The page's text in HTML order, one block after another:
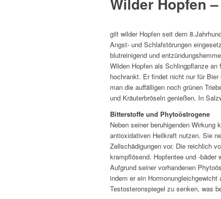
gilt wilder Hopfen seit dem
Angst- und Schlafstörungen
blutreinigend und
Wilden Hopfen als Schlingpflanze
hochrankt. Er findet nicht nur für
man die auffälligen noch grünen
und Kräuterbröseln genießen. In
Bitterstoffe und Phytoöstrogene
Neben seiner beruhigenden
antioxidativen Heilkraft nutzen. Sie
Zellschädigungen vor. Die reichlich
krampflösend. Hopfentee und -bäder
Aufgrund seiner vorhandenen
indem er ein
Testosteronspiegel zu senken, was